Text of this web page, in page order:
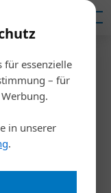
für essenzielle
– für
in unserer
.
die